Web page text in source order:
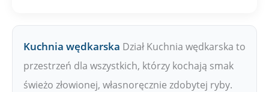
Kuchnia wędkarska Dział Kuchnia wędkarska to
przestrzeń dla wszystkich, którzy kochają smak
świeżo złowionej, własnoręcznie zdobytej ryby.